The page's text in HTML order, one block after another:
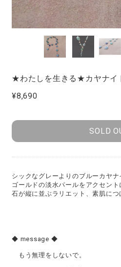
★わたしを生きる★カヤナイ
¥8,690
SOLD
シックなグレーよりのブルーカヤナ
ゴールドの淡水パールをアクセント
石が縦に並ぶラリエット、素肌に
◆ message ◆
もう無理をしないで。